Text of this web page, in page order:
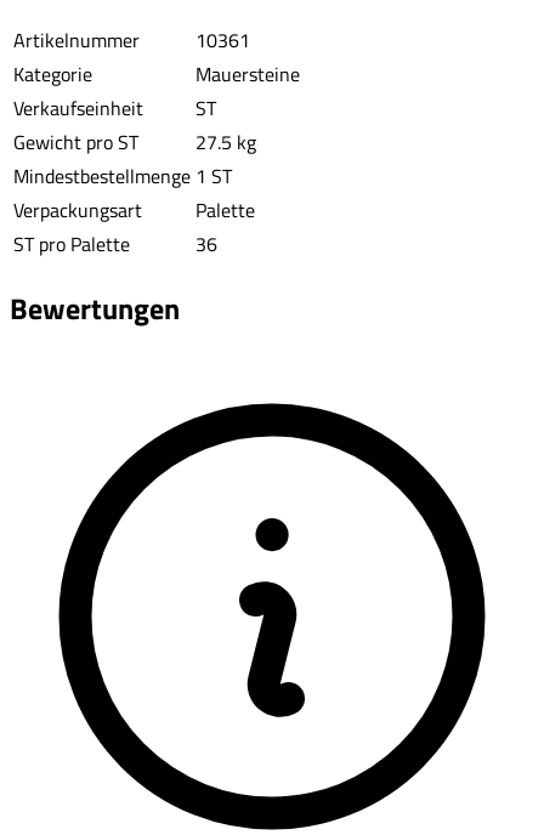
Artikelnummer
10361
Kategorie
Mauersteine
Verkaufseinheit
ST
Gewicht pro ST
27.5 kg
Mindestbestellmenge 1 ST
Verpackungsart
Palette
ST pro Palette
36
Bewertungen